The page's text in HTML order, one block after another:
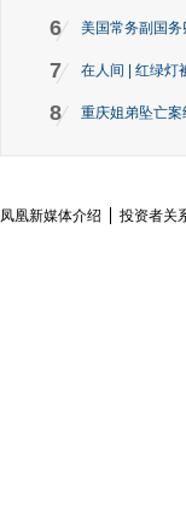
6 美国常务副国
7 在人间 | 红绿灯
8 重庆姐弟坠亡
凤凰新媒体介绍 投资者关